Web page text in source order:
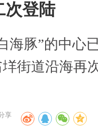
次登陆
海豚”的中心
街道沿海再
享